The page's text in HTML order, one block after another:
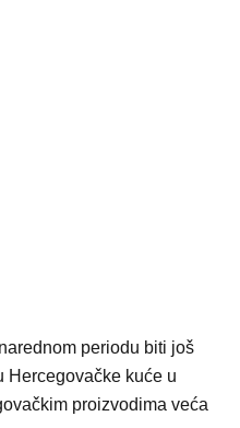
periodu biti još
Hercegovačke kuće u
proizvodima veća